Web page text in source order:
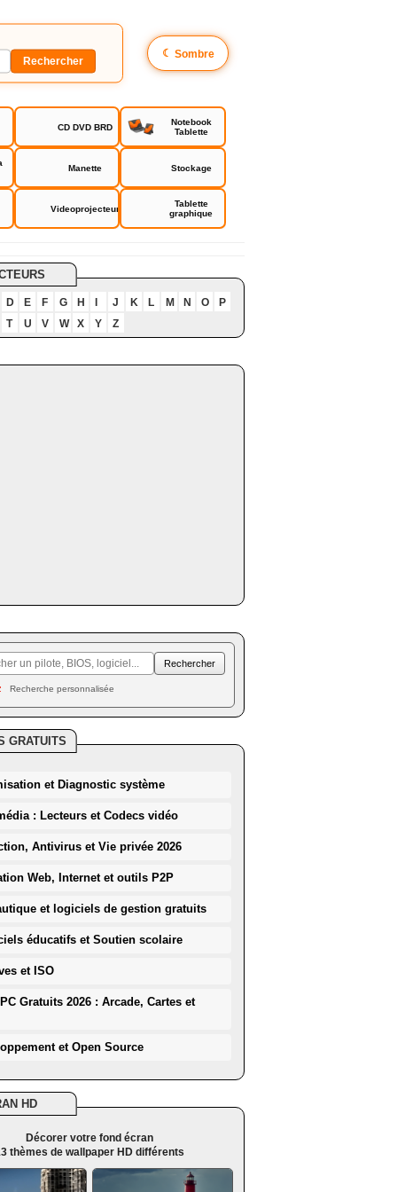
☾ Sombre
CD DVD BRD
Notebook
Tablette
Manette Stockage
Videoprojecteur
Tablette
graphique
D E F G H J K L M N O
P
T
U V W X Y Z
Recherche personnalisée
GRATUITS
et Diagnostic système
: Lecteurs et Codecs vidéo
Antivirus et Vie privée 2026
Web, Internet et outils P2P
et logiciels de gestion gratuits
éducatifs et Soutien scolaire
et ISO
Gratuits 2026 : Arcade, Cartes et
et Open Source
HD
Décorer votre fond écran
thèmes de wallpaper HD différents